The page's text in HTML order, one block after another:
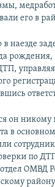
RL
его в
наезде
он никому
в
по
ОМВД